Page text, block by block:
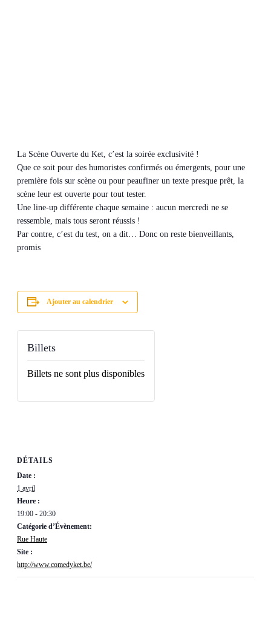
La Scène Ouverte du Ket, c’est la soirée exclusivité !
Que ce soit pour des humoristes confirmés ou émergents, pour une
première fois sur scène ou pour peaufiner un texte presque prêt, la
scène leur est ouverte pour tout tester.
Une line-up différente chaque semaine : aucun mercredi ne se
ressemble, mais tous seront réussis !
Par contre, c’est du test, on a dit… Donc on reste bienveillants,
promis
Ajouter au calendrier
DÉTAILS
Date :
1 avril
Heure :
19:00 - 20:30
Catégorie d’Évènement:
Rue Haute
Site :
http://www.comedyket.be/
Billets
Billets ne sont plus disponibles